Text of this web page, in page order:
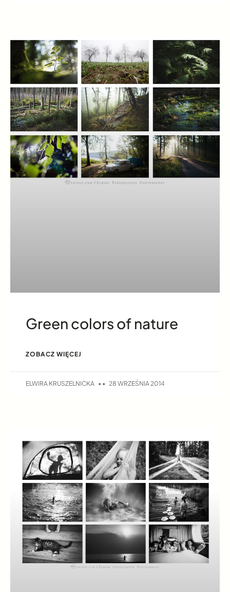
Green colors of nature
ZOBACZ WIĘCEJ
ELWIRA KRUSZELNICKA 28 WRZEŚNIA 2014